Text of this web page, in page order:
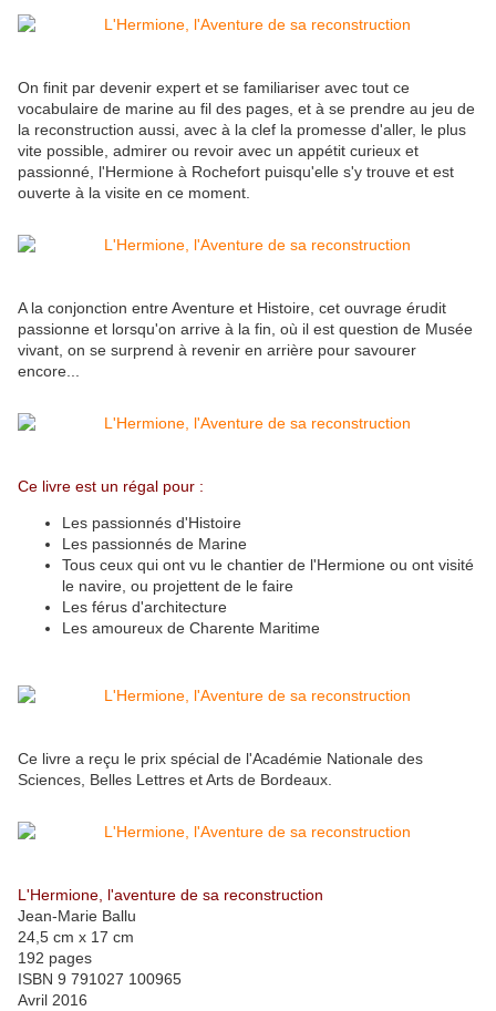
On finit par devenir expert et se familiariser avec tout ce
vocabulaire de marine au fil des pages, et à se prendre au jeu de
la reconstruction aussi, avec à la clef la promesse d'aller, le plus
vite possible, admirer ou revoir avec un appétit curieux et
passionné, l'Hermione à Rochefort puisqu'elle s'y trouve et est
ouverte à la visite en ce moment.
A la conjonction entre Aventure et Histoire, cet ouvrage érudit
passionne et lorsqu'on arrive à la fin, où il est question de Musée
vivant, on se surprend à revenir en arrière pour savourer
encore...
Ce livre est un régal pour :
Les passionnés d'Histoire
Les passionnés de Marine
Tous ceux qui ont vu le chantier de l'Hermione ou ont visité
le navire, ou projettent de le faire
Les férus d'architecture
Les amoureux de Charente Maritime
Ce livre a reçu le prix spécial de l'Académie Nationale des
Sciences, Belles Lettres et Arts de Bordeaux.
L'Hermione, l'aventure de sa reconstruction
Jean-Marie Ballu
24,5 cm x 17 cm
192 pages
ISBN 9 791027 100965
Avril 2016